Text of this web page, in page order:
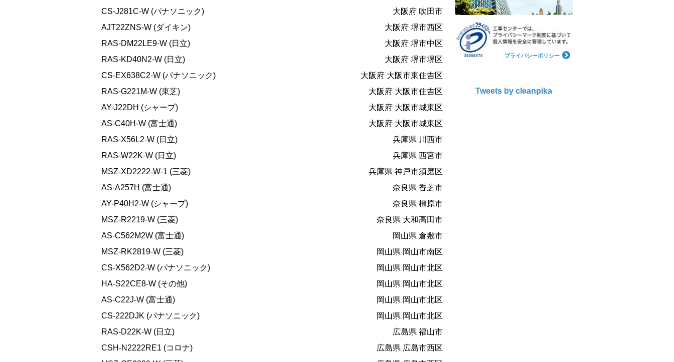
CS-J281C-W (パナソニック)
大阪府 吹田市
AJT22ZNS-W (ダイキン)
大阪府 堺市西区
RAS-DM22LE9-W (日立)
大阪府 堺市中区
RAS-KD40N2-W (日立)
大阪府 堺市堺区
CS-EX638C2-W (パナソニック)
大阪府 大阪市東住吉区
RAS-G221M-W (東芝)
大阪府 大阪市住吉区
AY-J22DH (シャープ)
大阪府 大阪市城東区
AS-C40H-W (富士通)
大阪府 大阪市城東区
RAS-X56L2-W (日立)
兵庫県 川西市
RAS-W22K-W (日立)
兵庫県 西宮市
MSZ-XD2222-W-1 (三菱)
兵庫県 神戸市須磨区
AS-A257H (富士通)
奈良県 香芝市
AY-P40H2-W (シャープ)
奈良県 橿原市
MSZ-R2219-W (三菱)
奈良県 大和高田市
AS-C562M2W (富士通)
岡山県 倉敷市
MSZ-RK2819-W (三菱)
岡山県 岡山市南区
CS-X562D2-W (パナソニック)
岡山県 岡山市北区
HA-S22CE8-W (その他)
岡山県 岡山市北区
AS-C22J-W (富士通)
岡山県 岡山市北区
CS-222DJK (パナソニック)
岡山県 岡山市北区
RAS-D22K-W (日立)
広島県 福山市
CSH-N2222RE1 (コロナ)
広島県 広島市西区
プライバシーポリシー
Tweets by cleanpika